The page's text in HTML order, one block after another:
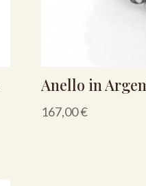
Anello in
167,00€